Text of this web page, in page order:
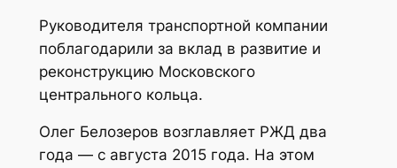
Руководителя транспортной компании
поблагодарили за вклад в развитие и
реконструкцию Московского
центрального кольца.
Олег Белозеров возглавляет РЖД два
года — с августа 2015 года. На этом